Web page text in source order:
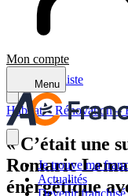
Mon compte
Menu
Je trouve ma
Actualités
Retour à la liste
Habitat – Rénovation –
« C’était une
Romaric
énergétique